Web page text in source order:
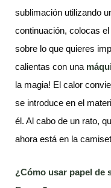
sublimación utilizando
continuación, colocas
sobre lo que quieres
calientas con una
la magia! El calor
se introduce en el
él. Al cabo de un rato,
ahora está en la
¿Cómo usar papel de